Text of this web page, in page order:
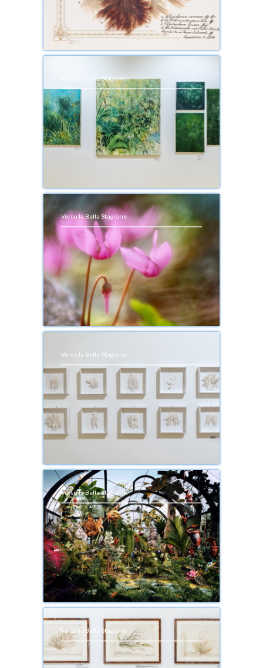
Verso la Bella Stagione
Verso la Bella Stagione
Verso la Bella Stagione
Verso la Bella Stagione
Verso la Bella Stagione